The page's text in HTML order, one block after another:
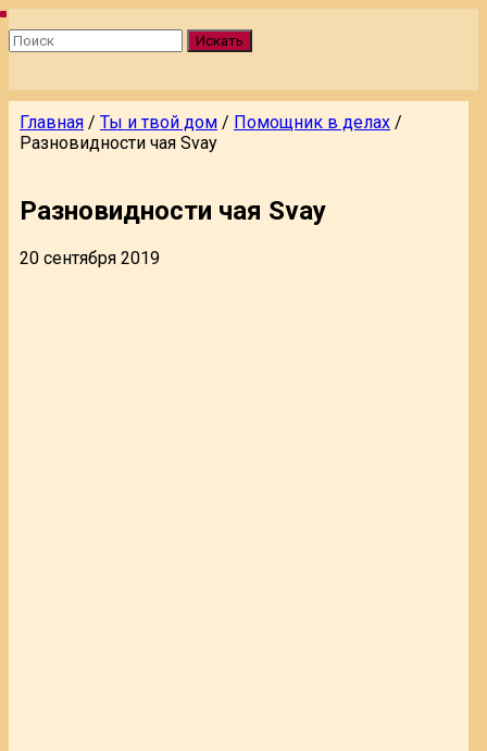
Искать
Главная / Ты и твой дом / Помощник в делах /
Разновидности чая Svay
Разновидности чая Svay
20 сентября 2019